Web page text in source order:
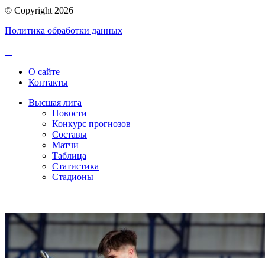
© Copyright 2026
Политика обработки данных
О сайте
Контакты
Высшая лига
Новости
Конкурс прогнозов
Составы
Матчи
Таблица
Статистика
Стадионы